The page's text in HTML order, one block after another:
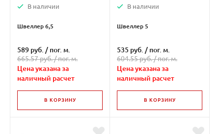
В наличии
Швеллер 6,5
589 руб. / пог. м.
665.57 руб. /пог. м.
Цена указана за
наличный расчет
В КОРЗИНУ
В наличии
Швеллер 5
535 руб. / пог. м.
604.55 руб. /пог. м.
Цена указана за
наличный расчет
В КОРЗИНУ